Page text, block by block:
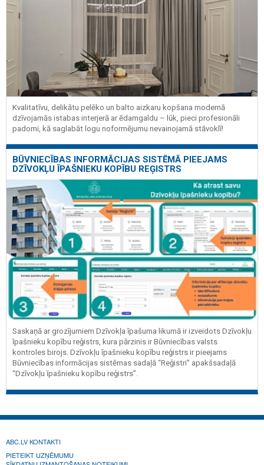
Kvalitatīvu, delikātu pelēko un balto aizkaru kopšana modernā
dzīvojamās istabas interjerā ar ēdamgaldu – lūk, pieci profesionāli
padomi, kā saglabāt logu noformējumu nevainojamā stāvoklī!
BŪVNIECĪBAS INFORMĀCIJAS SISTĒMĀ PIEEJAMS
DZĪVOKĻU ĪPAŠNIEKU KOPĪBU REĢISTRS
Saskaņā ar grozījumiem Dzīvokļa īpašuma likumā ir izveidots Dzīvokļu
īpašnieku kopību reģistrs, kura pārzinis ir Būvniecības valsts
kontroles birojs. Dzīvokļu īpašnieku kopību reģistrs ir pieejams
Būvniecības informācijas sistēmas sadaļā “Reģistri” apakšsadaļā
“Dzīvokļu īpašnieku kopību reģistrs”.
ABC.LV KONTAKTI
PIETEIKT UZŅĒMUMU